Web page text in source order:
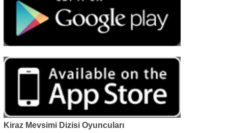
Kiraz Mevsimi Dizisi Oyuncuları